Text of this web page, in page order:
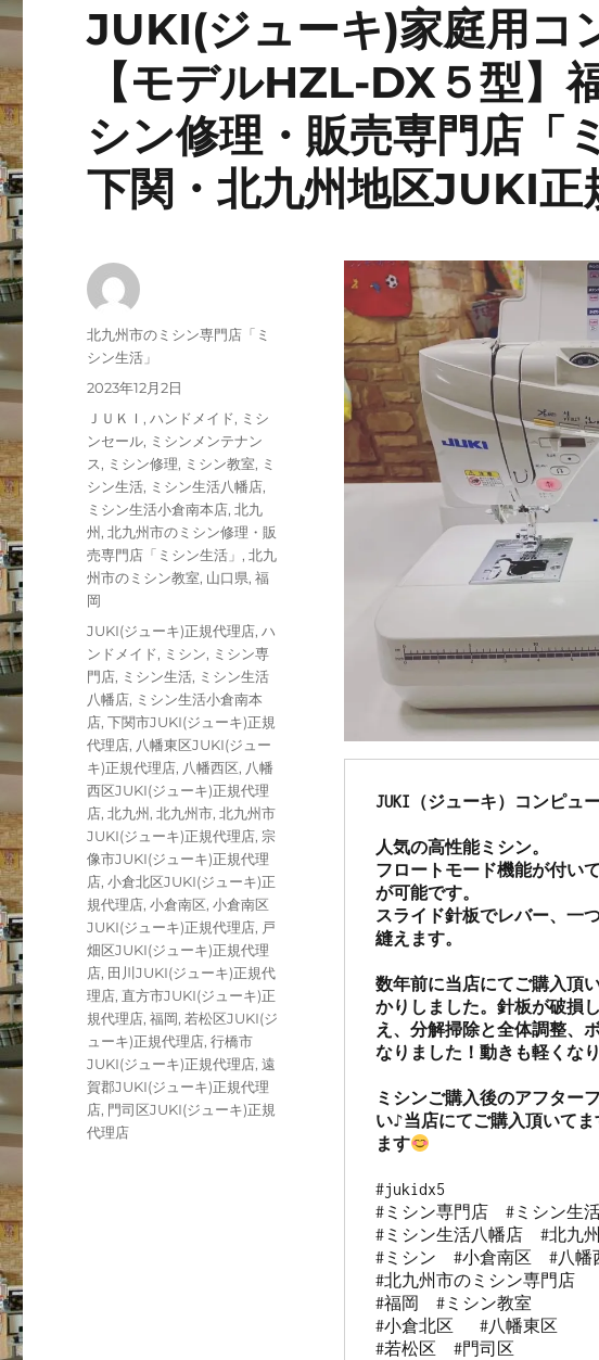
JUKI(ジューキ)家庭用コ
【モデルHZL-DX５型】
シン修理・販売専門店「
下関・北九州地区JUKI正
JUKI（ジューキ）コンピュ
人気の高性能ミシン。
フロートモード機能が付い
が可能です。
スライド針板でレバー、一
縫えます。
数年前に当店にてご購入頂
かりしました。針板が破損
え、分解掃除と全体調整、
なりました！動きも軽くな
ミシンご購入後のアフター
い♪当店にてご購入頂いて
ます
#jukidx5
#ミシン専門店  #ミシン生
#ミシン生活八幡店  #北九
#ミシン  #小倉南区  #八幡
#北九州市のミシン専門店
#福岡  #ミシン教室
#小倉北区   #八幡東区
#若松区  #門司区
投
稿
北九州市のミシン専門店「ミ
シン生活」
投
2023年12月2日
カ
テ
ゴ
リ
ー
ＪＵＫＩ ,ハンドメイド, ミシ
ンセール, ミシンメンテナン
ス, ミシン修理, ミシン教室, ミ
シン生活, ミシン生活八幡店,
ミシン生活小倉南本店,北九
州 ,北九州市のミシン修理・販
売専門店「ミシン生活」 ,北九
州市のミシン教室, 山口県,福
岡
タ
グ
JUKI(ジューキ)正規代理店,ハ
ンドメイド, ミシン, ミシン専
門店, ミシン生活, ミシン生活
八幡店, ミシン生活小倉南本
店,下関市JUKI(ジューキ)正規
代理店, 八幡東区JUKI(ジュー
キ)正規代理店, 八幡西区, 八幡
西区JUKI(ジューキ)正規代理
店,北九州 ,北九州市,北九州市
JUKI(ジューキ)正規代理店, 宗
像市JUKI(ジューキ)正規代理
店,小倉北区JUKI(ジューキ)正
規代理店,小倉南区,小倉南区
JUKI(ジューキ)正規代理店, 戸
畑区JUKI(ジューキ)正規代理
店, 田川JUKI(ジューキ)正規代
理店, 直方市JUKI(ジューキ)正
規代理店,福岡, 若松区JUKI(ジ
ューキ)正規代理店,行橋市
JUKI(ジューキ)正規代理店,遠
賀郡JUKI(ジューキ)正規代理
店, 門司区JUKI(ジューキ)正規
代理店